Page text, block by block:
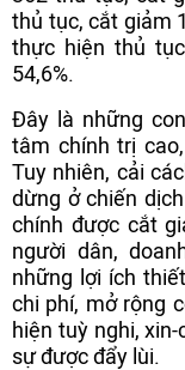
thủ tục, cắt giảm
thực hiện thủ
54,6%.
Đây là những
tâm chính trị
Tuy nhiên, cải
dừng ở chiến
chính được cắt
người dân,
những lợi ích
chi phí, mở rộng
hiện tuỳ nghi,
sự được đẩy lùi.